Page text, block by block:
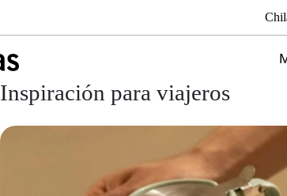
Inspiración para viajeros